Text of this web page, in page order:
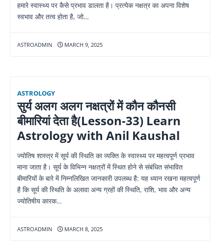
हमारे स्वास्थ्य पर कैसे प्रभाव डालता है। प्रत्येक नक्षत्र का अपना विशेष
स्वभाव और तत्व होता है, जो…
ASTROADMIN MARCH 9, 2025
ASTROLOGY
सुर्य अलग अलग नक्षत्रों में कौन कौनसी
बीमारियां देता है(Lesson-33) Learn
Astrology with Anil Kaushal
ज्योतिष शास्त्र में सूर्य की स्थिति का व्यक्ति के स्वास्थ्य पर महत्वपूर्ण प्रभाव
माना जाता है। सूर्य के विभिन्न नक्षत्रों में स्थित होने से संबंधित संभावित
बीमारियों के बारे में निम्नलिखित जानकारी उपलब्ध है: यह ध्यान रखना महत्वपूर्ण
है कि सूर्य की स्थिति के अलावा अन्य ग्रहों की स्थिति, राशि, भाव और अन्य
ज्योतिषीय कारक…
ASTROADMIN MARCH 8, 2025